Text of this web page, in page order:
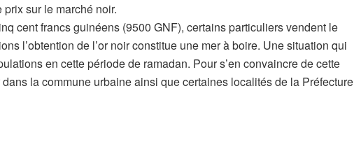
sur le marché noir.
cent francs guinéens (9500 GNF), certains particuliers vendent le
l’obtention de l’or noir constitue une mer à boire. Une situation qui
en cette période de ramadan. Pour s’en convaincre de cette
la commune urbaine ainsi que certaines localités de la Préfecture